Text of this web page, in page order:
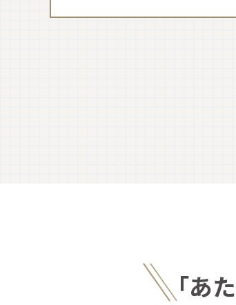
｢あ